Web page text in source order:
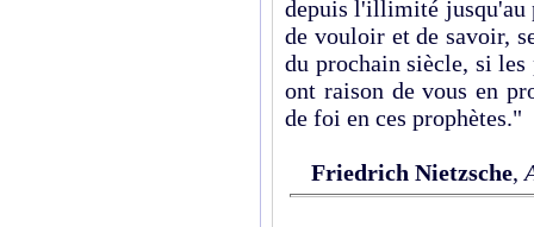
depuis l'illimité jusqu'au
de vouloir et de savoir,
du prochain siècle, si les
ont raison de vous en
de foi en ces prophètes."
Friedrich Nietzsche,